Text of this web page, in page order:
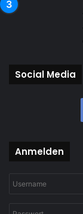
Social Media
Anmelden